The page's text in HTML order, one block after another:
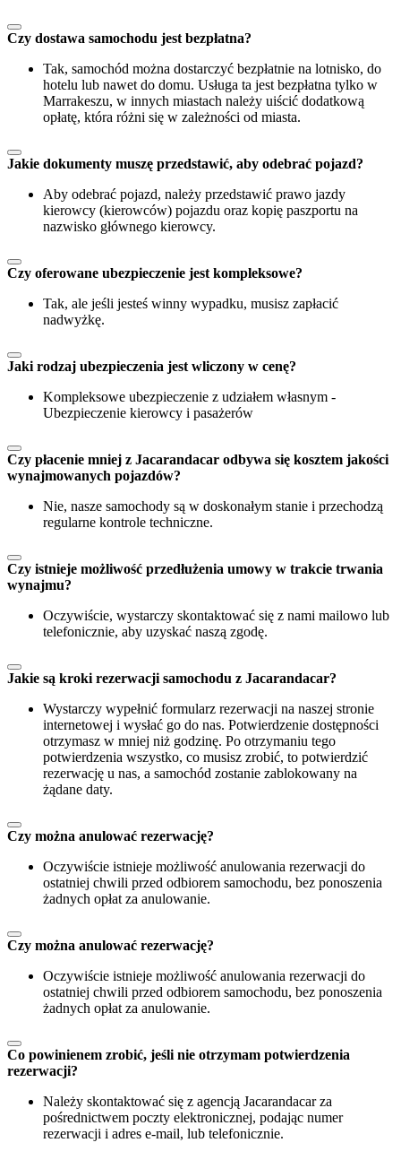
Czy dostawa samochodu jest bezpłatna?
Tak, samochód można dostarczyć bezpłatnie na lotnisko, do
hotelu lub nawet do domu. Usługa ta jest bezpłatna tylko w
Marrakeszu, w innych miastach należy uiścić dodatkową
opłatę, która różni się w zależności od miasta.
Jakie dokumenty muszę przedstawić, aby odebrać pojazd?
Aby odebrać pojazd, należy przedstawić prawo jazdy
kierowcy (kierowców) pojazdu oraz kopię paszportu na
nazwisko głównego kierowcy.
Czy oferowane ubezpieczenie jest kompleksowe?
Tak, ale jeśli jesteś winny wypadku, musisz zapłacić
nadwyżkę.
Jaki rodzaj ubezpieczenia jest wliczony w cenę?
Kompleksowe ubezpieczenie z udziałem własnym -
Ubezpieczenie kierowcy i pasażerów
Czy płacenie mniej z Jacarandacar odbywa się kosztem jakości
wynajmowanych pojazdów?
Nie, nasze samochody są w doskonałym stanie i przechodzą
regularne kontrole techniczne.
Czy istnieje możliwość przedłużenia umowy w trakcie trwania
wynajmu?
Oczywiście, wystarczy skontaktować się z nami mailowo lub
telefonicznie, aby uzyskać naszą zgodę.
Jakie są kroki rezerwacji samochodu z Jacarandacar?
Wystarczy wypełnić formularz rezerwacji na naszej stronie
internetowej i wysłać go do nas. Potwierdzenie dostępności
otrzymasz w mniej niż godzinę. Po otrzymaniu tego
potwierdzenia wszystko, co musisz zrobić, to potwierdzić
rezerwację u nas, a samochód zostanie zablokowany na
żądane daty.
Czy można anulować rezerwację?
Oczywiście istnieje możliwość anulowania rezerwacji do
ostatniej chwili przed odbiorem samochodu, bez ponoszenia
żadnych opłat za anulowanie.
Czy można anulować rezerwację?
Oczywiście istnieje możliwość anulowania rezerwacji do
ostatniej chwili przed odbiorem samochodu, bez ponoszenia
żadnych opłat za anulowanie.
Co powinienem zrobić, jeśli nie otrzymam potwierdzenia
rezerwacji?
Należy skontaktować się z agencją Jacarandacar za
pośrednictwem poczty elektronicznej, podając numer
rezerwacji i adres e-mail, lub telefonicznie.